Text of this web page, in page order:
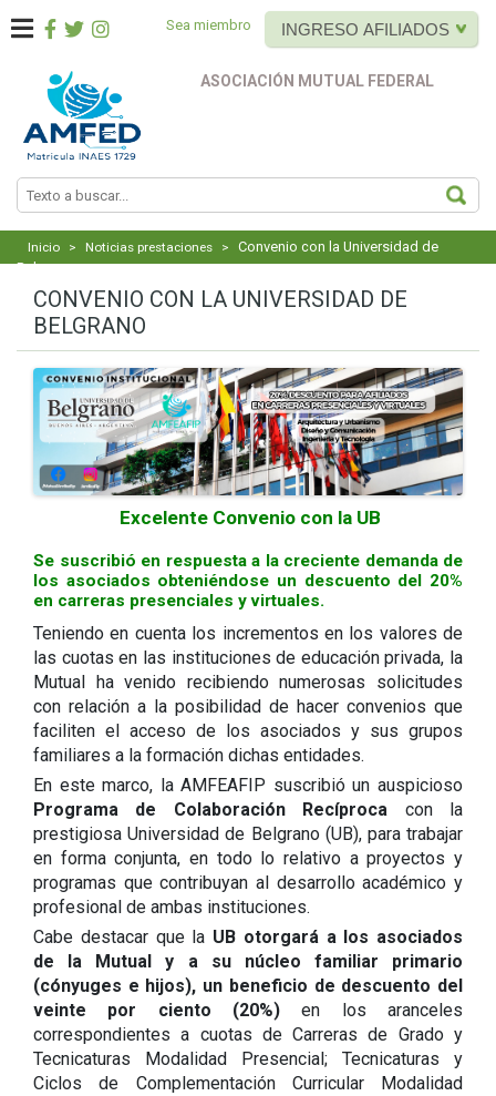
INGRESO AFILIADOS
Sea miembro
ASOCIACIÓN MUTUAL FEDERAL
Inicio > Noticias prestaciones >
Convenio con la Universidad de
Belgrano
CONVENIO CON LA UNIVERSIDAD DE
BELGRANO
Excelente Convenio con la UB
Se suscribió en respuesta a la creciente demanda de
los asociados obteniéndose un descuento del 20%
en carreras presenciales y virtuales.
Teniendo en cuenta los incrementos en los valores de
las cuotas en las instituciones de educación privada, la
Mutual ha venido recibiendo numerosas solicitudes
con relación a la posibilidad de hacer convenios que
faciliten el acceso de los asociados y sus grupos
familiares a la formación dichas entidades.
En este marco, la AMFEAFIP suscribió un auspicioso
Programa de Colaboración Recíproca con la
prestigiosa Universidad de Belgrano (UB), para trabajar
en forma conjunta, en todo lo relativo a proyectos y
programas que contribuyan al desarrollo académico y
profesional de ambas instituciones.
Cabe destacar que la UB otorgará a los asociados
de la Mutual y a su núcleo familiar primario
(cónyuges e hijos), un beneficio de descuento del
veinte por ciento (20%)en los aranceles
correspondientes a cuotas de Carreras de Grado y
Tecnicaturas Modalidad Presencial; Tecnicaturas y
Ciclos de Complementación Curricular Modalidad